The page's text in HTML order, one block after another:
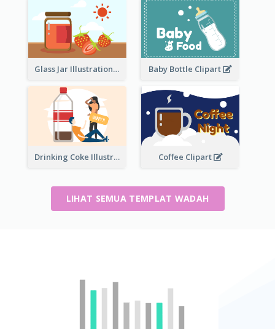
Glass Jar Illustration Baby Bottle Clipart
Drinking Coke Illustration Coffee Clipart
LIHAT SEMUA TEMPLAT WADAH